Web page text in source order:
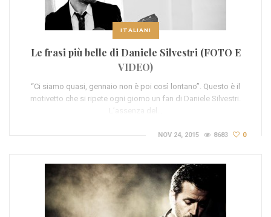
ITALIANI
Le frasi più belle di Daniele Silvestri (FOTO E
VIDEO)
“Ci siamo quasi, gennaio non è poi così lontano”. Questo è il
motivetto che si ripete ogni giorno un fan di Daniele Silvestri.
L’assenza del…
NOV 24, 2015 8683 0